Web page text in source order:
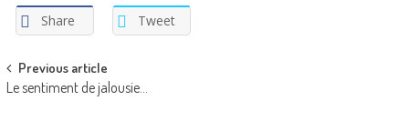
Share Tweet
Post
navigation
Previous article
Le sentiment de jalousie…